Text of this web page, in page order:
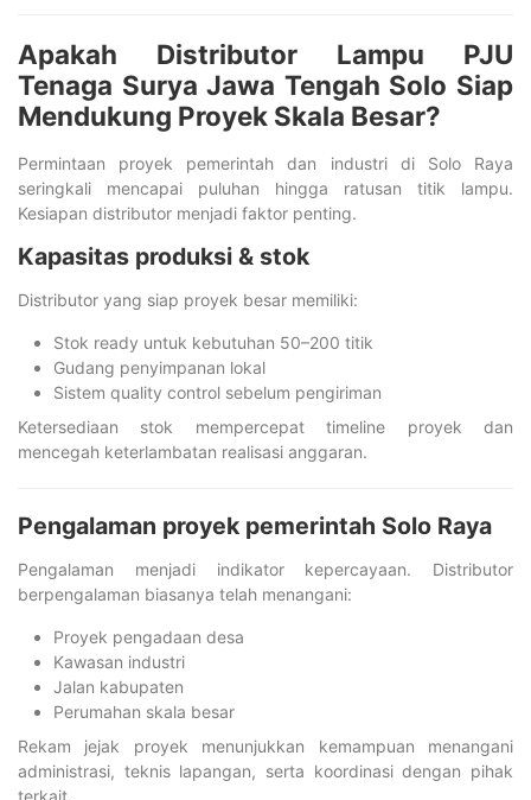
Apakah Distributor Lampu PJU
Tenaga Surya Jawa Tengah Solo Siap
Mendukung Proyek Skala Besar?
Permintaan proyek pemerintah dan industri di Solo Raya
seringkali mencapai puluhan hingga ratusan titik lampu.
Kesiapan distributor menjadi faktor penting.
Kapasitas produksi & stok
Distributor yang siap proyek besar memiliki:
Stok ready untuk kebutuhan 50–200 titik
Gudang penyimpanan lokal
Sistem quality control sebelum pengiriman
Ketersediaan stok mempercepat timeline proyek dan
mencegah keterlambatan realisasi anggaran.
Pengalaman proyek pemerintah Solo Raya
Pengalaman menjadi indikator kepercayaan. Distributor
berpengalaman biasanya telah menangani:
Proyek pengadaan desa
Kawasan industri
Jalan kabupaten
Perumahan skala besar
Rekam jejak proyek menunjukkan kemampuan menangani
administrasi, teknis lapangan, serta koordinasi dengan pihak
terkait.